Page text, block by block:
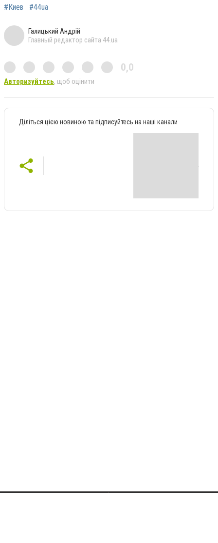
#Киев #44ua
Галицький Андрій
Главный редактор сайта 44.ua
0,0
Авторизуйтесь, щоб оцінити
Діліться цією новиною та підписуйтесь на наші канали